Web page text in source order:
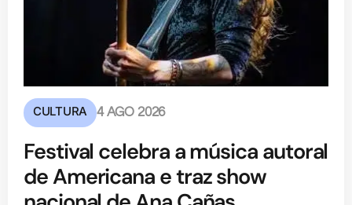
CULTURA 4 AGO 2026
Festival celebra a música autoral
de Americana e traz show